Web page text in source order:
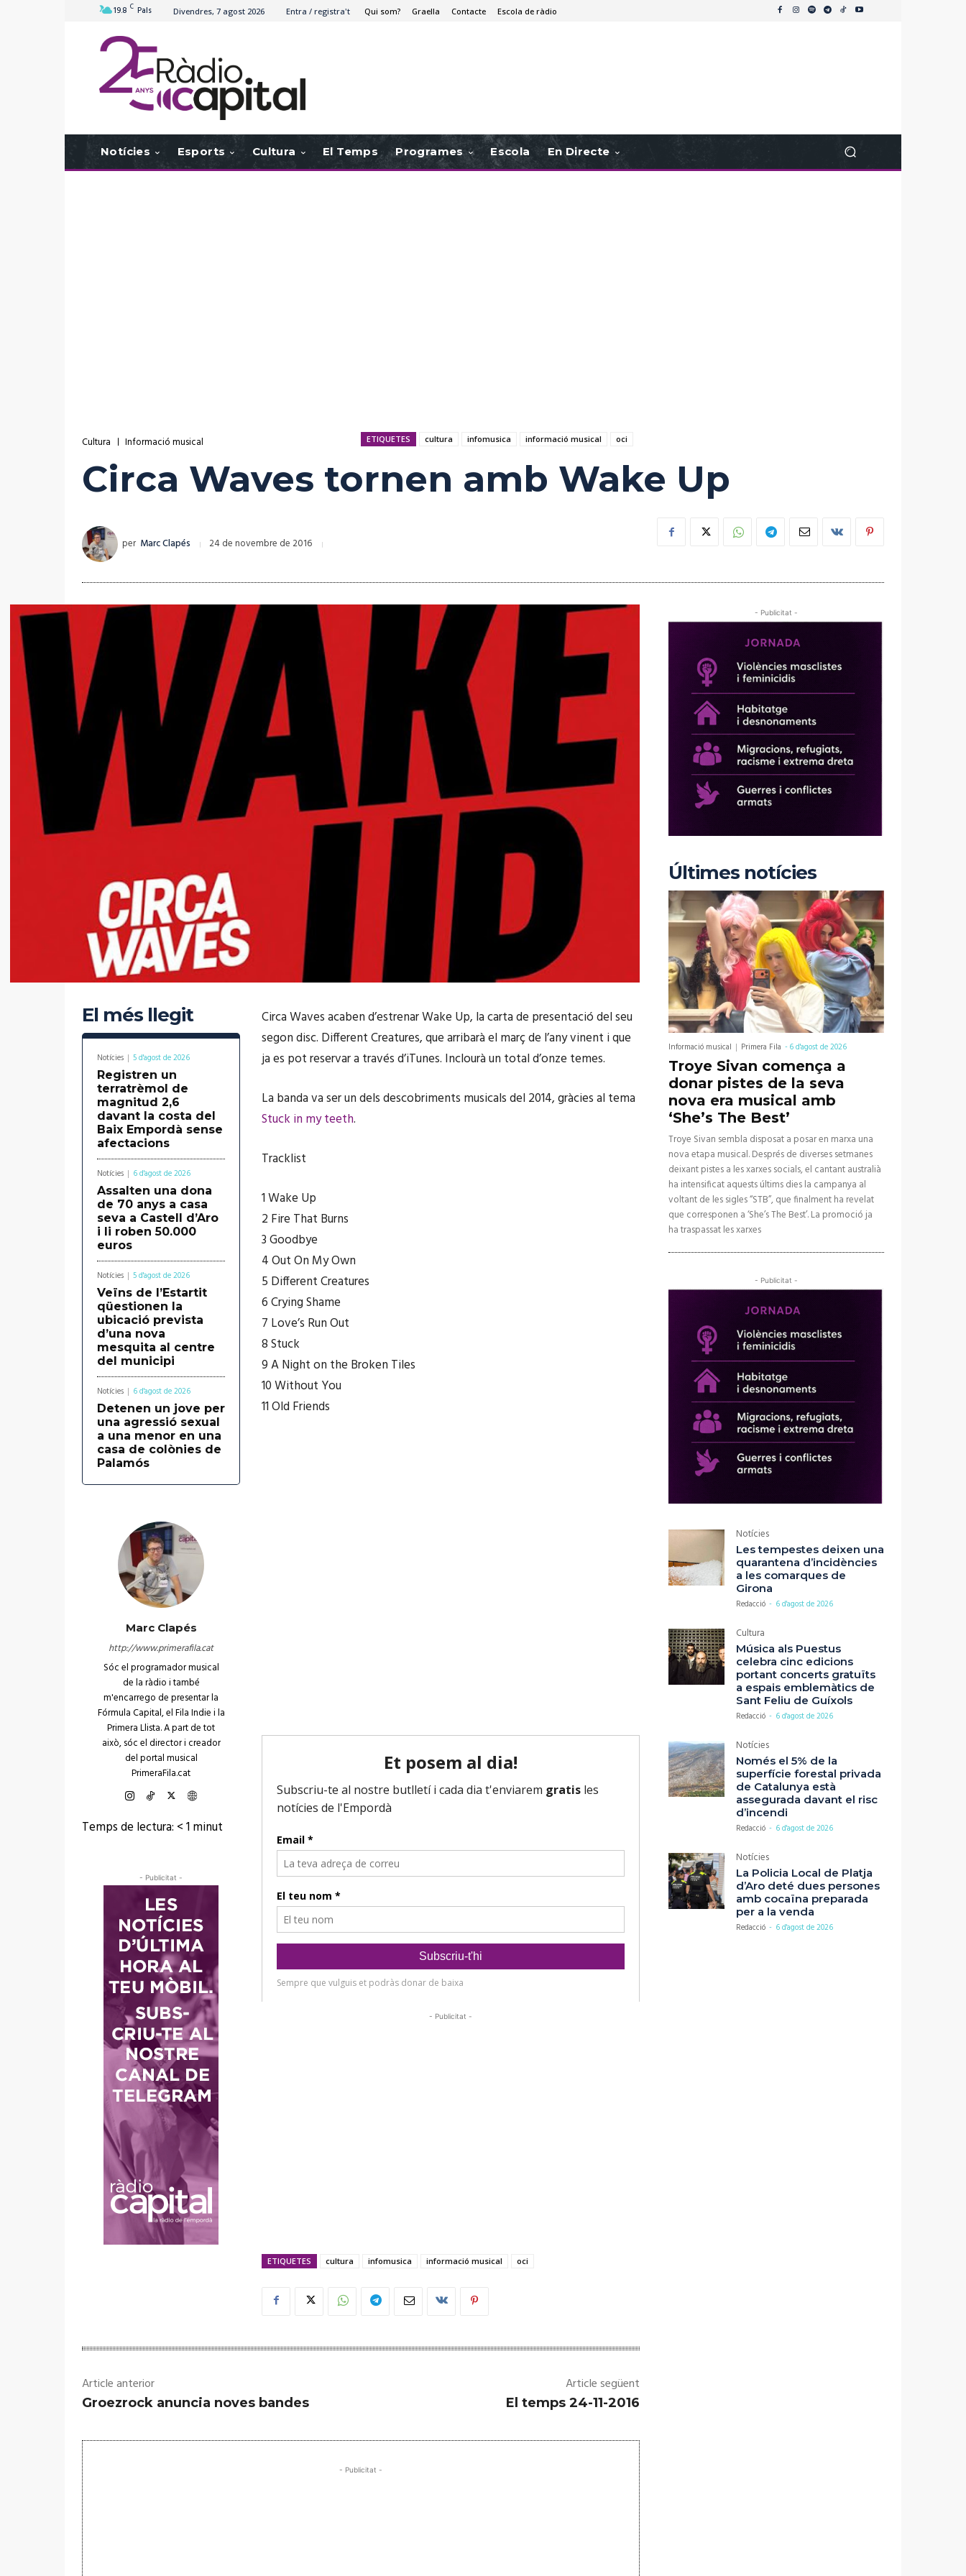
19.8 C Pals Divendres, 7 agost 2026 Entra / registra't Qui som? Graella Contacte Escola de ràdio
Notícies Esports Cultura El Temps Programes Escola En Directe
Cultura Informació musical ETIQUETES cultura infomusica informació musical oci
Circa Waves tornen amb Wake Up
per Marc Clapés 24 de novembre de 2016
El més llegit
Notícies 5 d'agost de 2026
Registren un
terratrèmol de
magnitud 2,6
davant la costa del
Baix Empordà sense
afectacions
Notícies 6 d'agost de 2026
Assalten una dona
de 70 anys a casa
seva a Castell d’Aro
i li roben 50.000
euros
Notícies 5 d'agost de 2026
Veïns de l’Estartit
qüestionen la
ubicació prevista
d’una nova
mesquita al centre
del municipi
Notícies 6 d'agost de 2026
Detenen un jove per
una agressió sexual
a una menor en una
casa de colònies de
Palamós
Marc Clapés
http://www.primerafila.cat
Sóc el programador musical
de la ràdio i també
m'encarrego de presentar la
Fórmula Capital, el Fila Indie i la
Primera Llista. A part de tot
això, sóc el director i creador
del portal musical
PrimeraFila.cat
Temps de lectura: < 1minut
- Publicitat -
Circa Waves acaben d’estrenar Wake Up, la carta de presentació del seu
segon disc. Different Creatures, que arribarà el març de l’any vinent i que
ja es pot reservar a través d’iTunes. Inclourà un total d’onze temes.
La banda va ser un dels descobriments musicals del 2014, gràcies al tema
Stuck in my teeth.
Tracklist
1 Wake Up
2 Fire That Burns
3 Goodbye
4 Out On My Own
5 Different Creatures
6 Crying Shame
7 Love’s Run Out
8 Stuck
9 A Night on the Broken Tiles
10 Without You
11 Old Friends
- Publicitat -
ETIQUETES cultura infomusica informació musical oci
Article anterior
Groezrock anuncia noves bandes
Article següent
El temps 24-11-2016
- Publicitat -
- Publicitat -
Últimes notícies
Informació musical Primera Fila -6 d'agost de 2026
Troye Sivan comença a
donar pistes de la seva
nova era musical amb
‘She’s The Best’
Troye Sivan sembla disposat a posar en marxa una
nova etapa musical. Després de diverses setmanes
deixant pistes a les xarxes socials, el cantant australià
ha intensificat aquests últims dies la campanya al
voltant de les sigles “STB”, que finalment ha revelat
que corresponen a ‘She’s The Best’. La promoció ja
ha traspassat les xarxes
- Publicitat -
Notícies
Les tempestes deixen una
quarantena d’incidències
a les comarques de
Girona
Redacció - 6 d'agost de 2026
Cultura
Música als Puestus
celebra cinc edicions
portant concerts gratuïts
a espais emblemàtics de
Sant Feliu de Guíxols
Redacció - 6 d'agost de 2026
Notícies
Només el 5% de la
superfície forestal privada
de Catalunya està
assegurada davant el risc
d’incendi
Redacció - 6 d'agost de 2026
Notícies
La Policia Local de Platja
d’Aro deté dues persones
amb cocaïna preparada
per a la venda
Redacció - 6 d'agost de 2026